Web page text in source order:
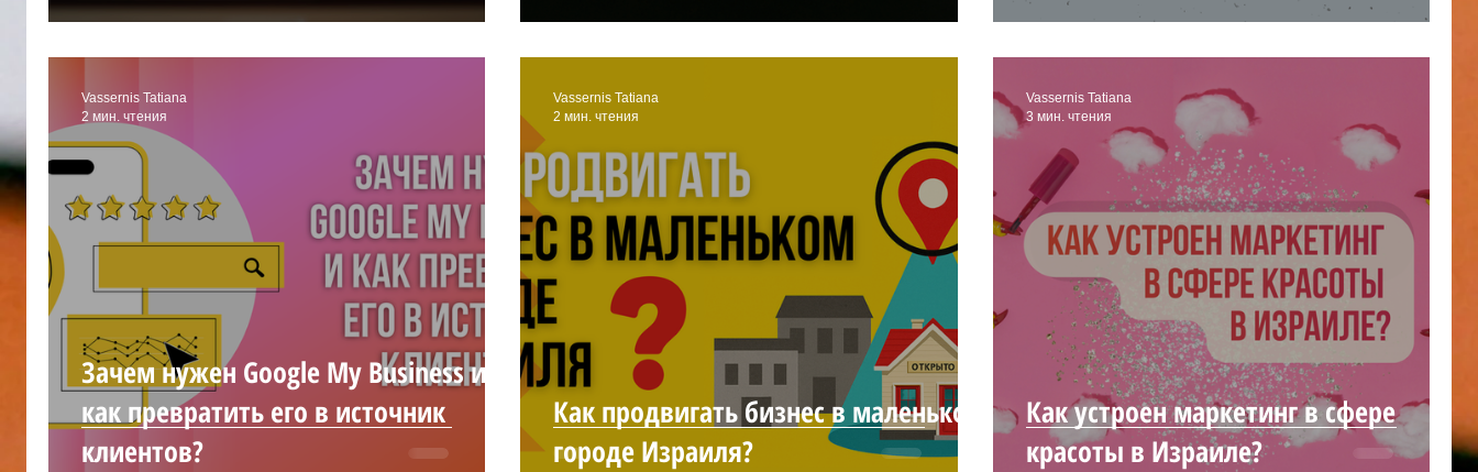
Зачем нужен Google My Business и
как превратить его в источник
клиентов?
Vassernis Tatiana
2 мин. чтения
Как продвигать бизнес в маленьком
городе Израиля?
Vassernis Tatiana
2 мин. чтения
Как устроен маркетинг в сфере
красоты в Израиле?
Vassernis Tatiana
3 мин. чтения